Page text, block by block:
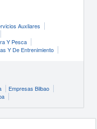
Auxliares
Y Pesca
Y De Entrenimiento
Empresas Bilbao